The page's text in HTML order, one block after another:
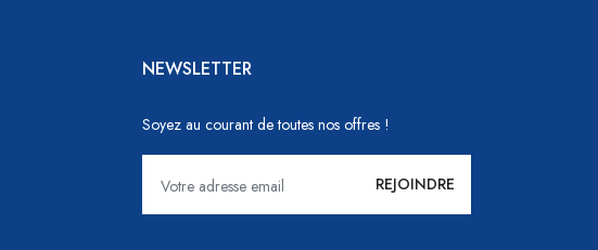
NEWSLETTER
Soyez au courant de toutes nos offres !